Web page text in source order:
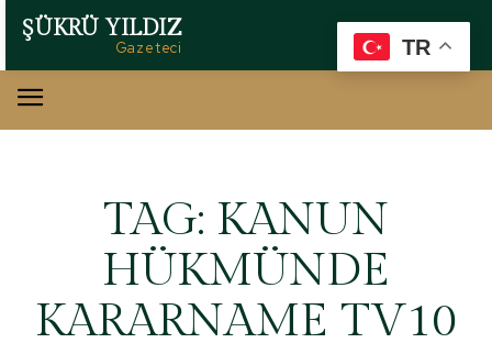
ŞÜKRÜ YILDIZ
Gazeteci
TAG: KANUN
HÜKMÜNDE
KARARNAME TV10
TR